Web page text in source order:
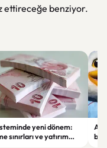
ettireceğe benziyor.
yeni dönem:
sınırları ve yatırım